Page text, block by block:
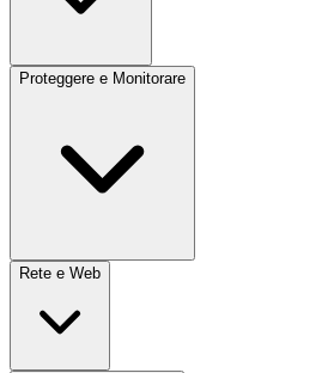
Proteggere e Monitorare
Rete e Web